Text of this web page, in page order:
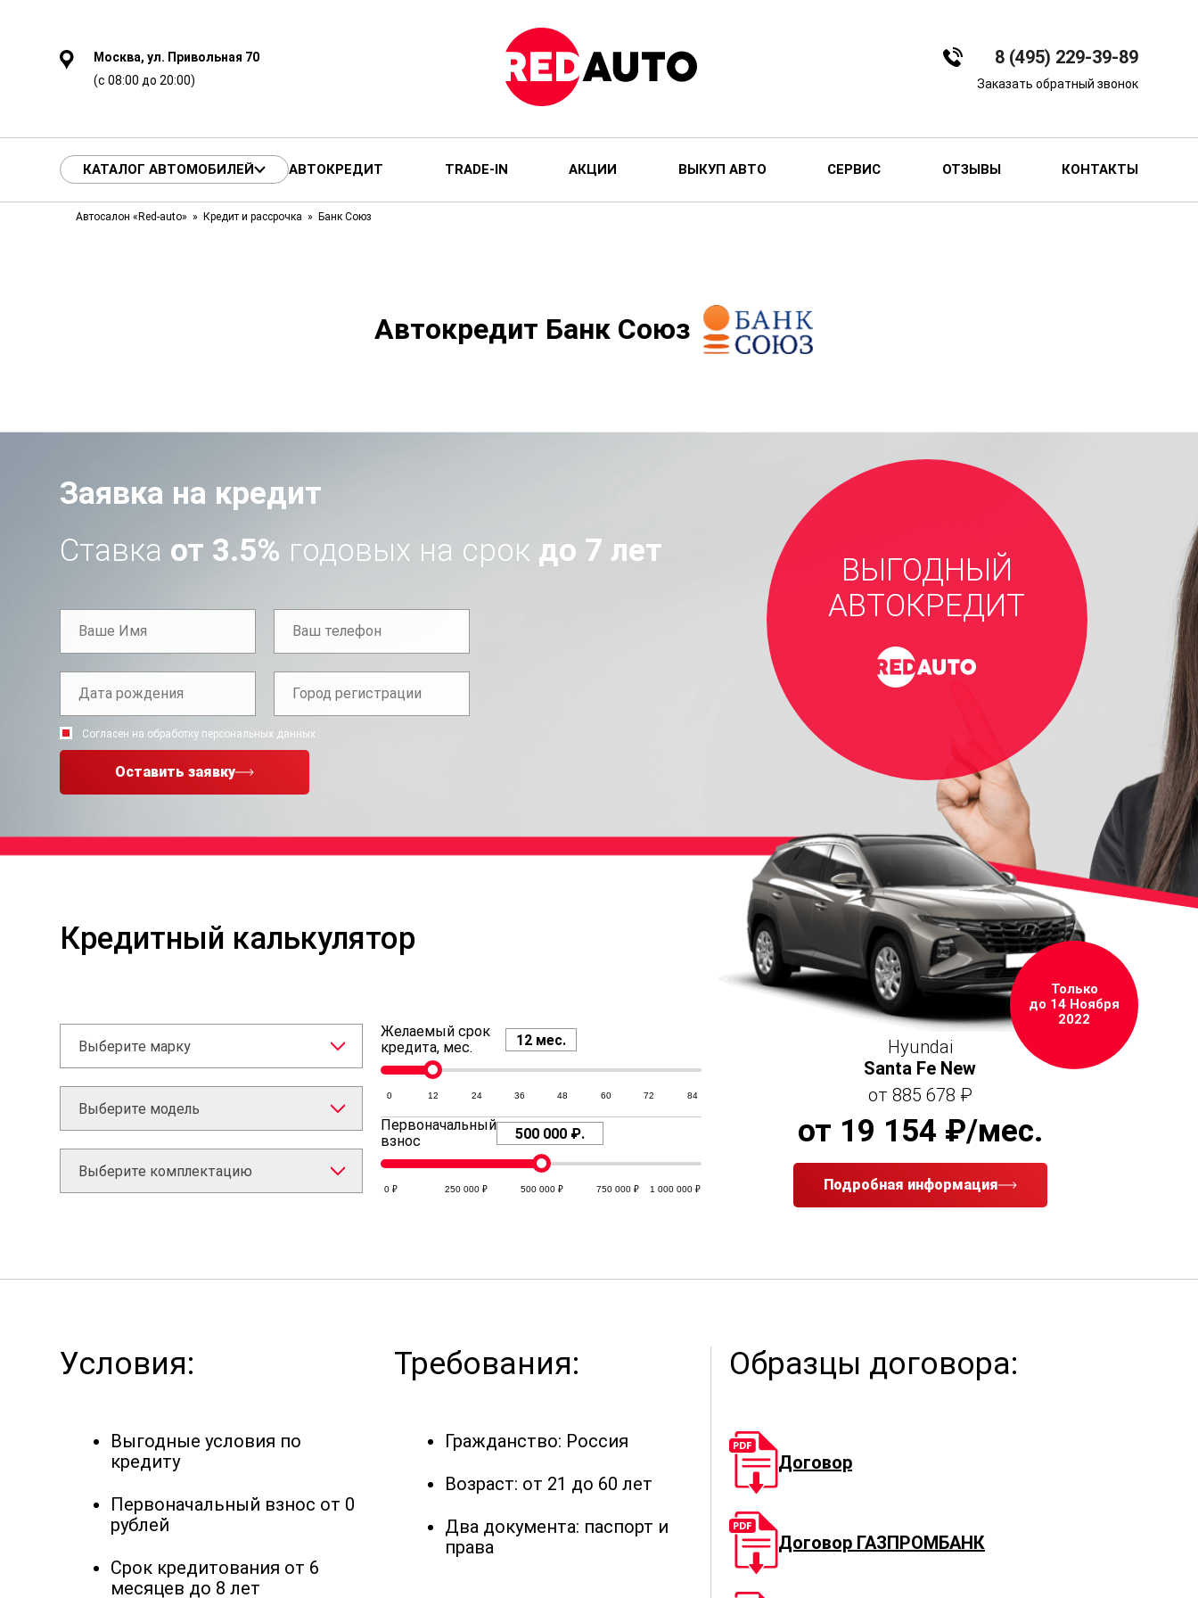
Москва, ул. Привольная 70
(с 08:00 до 20:00)
8 (495) 229-39-89
Заказать обратный звонок
КАТАЛОГ АВТОМОБИЛЕЙ АВТОКРЕДИТ TRADE-IN АКЦИИ ВЫКУП АВТО СЕРВИС ОТЗЫВЫ КОНТАКТЫ
Автосалон «Red-auto» Кредит и рассрочка Банк Союз
Автокредит Банк Союз
ВЫГОДНЫЙ
АВТОКРЕДИТ
Заявка на кредит
Ставка от 3.5% годовых на срок до 7 лет
Согласен на обработку персональных данных
Оставить заявку
Кредитный калькулятор
Выберите марку
Выберите модель
Выберите комплектацию
Желаемый срок
кредита, мес.
0 12 24 36 48 60 72 84
Первоначальный
взнос
0 250 000 500 000 750 000 1 000 000
Только
до 14 Ноября
2022
Hyundai
Santa Fe New
от 885 678 ₽
от 19 154 ₽/мес.
Подробная информация
Условия:
Выгодные условия по
кредиту
Первоначальный взнос от 0
рублей
Срок кредитования от 6
месяцев до 8 лет
Требования:
Гражданство: Россия
Возраст: от 21 до 60 лет
Два документа: паспорт и
права
Образцы договора:
Договор
Договор ГАЗПРОМБАНК